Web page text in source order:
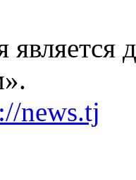
является
news.tj